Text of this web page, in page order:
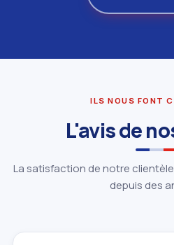
ILS NOUS FONT
L'avis de
La satisfaction de notre
depuis des